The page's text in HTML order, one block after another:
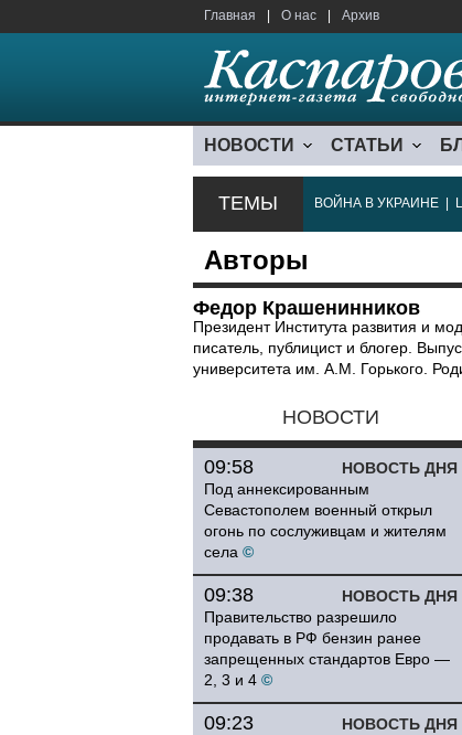
Главная О нас Архив
НОВОСТИ СТАТЬИ
ТЕМЫ ВОЙНА В УКРАИНЕ
Авторы
Федор Крашенинников
Президент Института развития и
писатель, публицист и блогер.
университета им. А.М. Горького.
НОВОСТИ
НОВОСТЬ ДНЯ
09:58
Под аннексированным
Севастополем военный открыл
огонь по сослуживцам и жителям
села ©
НОВОСТЬ ДНЯ
09:38
Правительство разрешило
продавать в РФ бензин ранее
запрещенных стандартов Евро —
2, 3 и 4 ©
НОВОСТЬ ДНЯ
09:23